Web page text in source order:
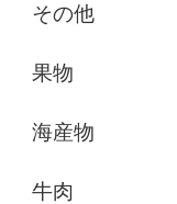
その他
果物
海産物
牛肉